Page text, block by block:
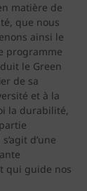
matière de
que nous
ainsi le
programme
le Green
de sa
et à la
la durabilité,
d’une
qui guide nos